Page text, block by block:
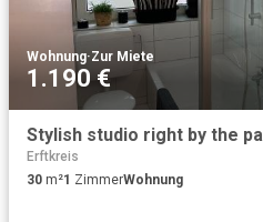
Wohnung·Zur Miete
1.190 €
Erftkreis
30 m²1 ZimmerWohnung